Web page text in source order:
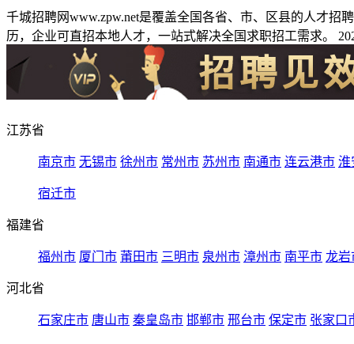
千城招聘网www.zpw.net是覆盖全国各省、市、区县的人才
历，企业可直招本地人才，一站式解决全国求职招工需求。
江苏省
南京市 无锡市 徐州市 常州市 苏州市 南通市 连云港市 淮
宿迁市
福建省
福州市 厦门市 莆田市 三明市 泉州市 漳州市 南平市 龙岩
河北省
石家庄市 唐山市 秦皇岛市 邯郸市 邢台市 保定市 张家口